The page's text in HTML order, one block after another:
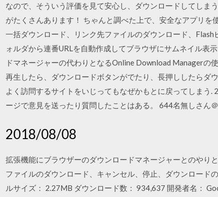
なので、そういう評価を見て安心し、ダウンロードしてしま
がたくさんあります！ ちゃんと調べた上で、安全なアプリ
一括ダウンロード、リンク先ファイルのダウンロード、
ォルダから連番URLを自動作成してブラウザにサムネイル表
ドマネージャーの代わりとなるOnline Download Manager
再生したら、ダウンロードボタンがでたり、長押ししたらダ
よく訪問するサイトをいじってもなぜかもとに戻ってしま
ージで意見を送ったり質問したことはある。 644名無しさん
2018/08/08
拡張機能にブラウザーのダウンロードマネージャーとのやり
ファイルのダウンロード、キャンセル、停止、ダウンロード
ルサイズ： 2.27MB ダウンロード数： 934,637 開発者名：